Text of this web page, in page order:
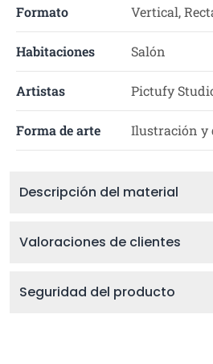
Formato Vertical,
Habitaciones Salón
Artistas Pictufy
Forma de arte Ilustración y
Descripción del material
Valoraciones de clientes
Seguridad del producto